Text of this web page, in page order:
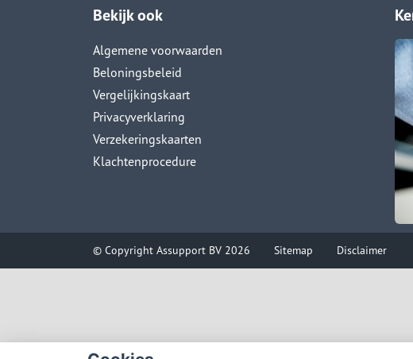
Bekijk ook
Algemene voorwaarden
Beloningsbeleid
Vergelijkingskaart
Privacyverklaring
Verzekeringskaarten
Klachtenprocedure
© Copyright Assupport BV 2026 Sitemap Disclaimer